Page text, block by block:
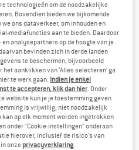
(0)
-15%
technologieën om de noodzakelijke
Bovendien bieden we bijkomende
ons dataverkeer, om inhouden en
mediafuncties aan te bieden. Daardoor
analysepartners op de hoogte van je
bevinden zich in derde landen
te beschermen, bijvoorbeeld
aanklikken van ‘Alles selecteren’ ga
te werk gaan. Indien je enkel
te accepteren, klik dan hier. Onder
website kun je je toestemming geven
is vrijwillig, niet noodzakelijk
op elk moment worden ingetrokken
onder "Cookie-instellingen" onderaan
hierover, inclusief de risico's van
onze privacyverklaring.